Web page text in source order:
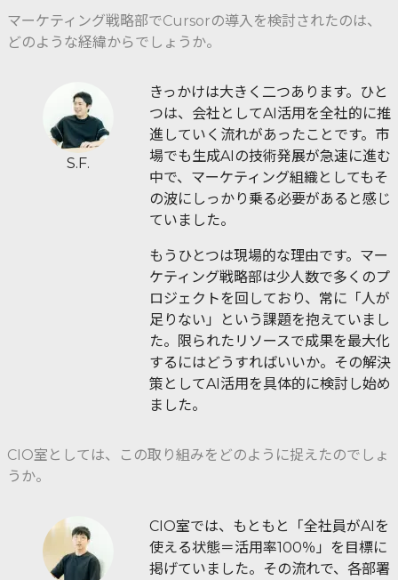
マーケティング戦略部でCursorの導入を検討されたのは、
どのような経緯からでしょうか。
S.F.
きっかけは大きく二つあります。ひと
つは、会社としてAI活用を全社的に推
進していく流れがあったことです。市
場でも生成AIの技術発展が急速に進む
中で、マーケティング組織としてもそ
の波にしっかり乗る必要があると感じ
ていました。
もうひとつは現場的な理由です。マー
ケティング戦略部は少人数で多くのプ
ロジェクトを回しており、常に「人が
足りない」という課題を抱えていまし
た。限られたリソースで成果を最大化
するにはどうすればいいか。その解決
策としてAI活用を具体的に検討し始め
ました。
CIO室としては、この取り組みをどのように捉えたのでしょ
うか。
CIO室では、もともと「全社員がAIを
使える状態＝活用率100％」を目標に
掲げていました。その流れで、各部署